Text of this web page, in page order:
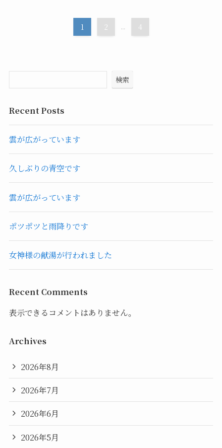
1 2 ... 4
検索
Recent Posts
雲が広がっています
久しぶりの青空です
雲が広がっています
ポツポツと雨降りです
女神様の献湯が行われました
Recent Comments
表示できるコメントはありません。
Archives
2026年8月
2026年7月
2026年6月
2026年5月